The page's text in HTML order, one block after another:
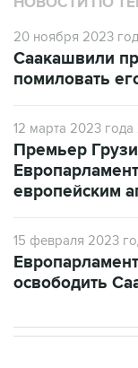
20 ноября 2023
Саакашвили
помиловать
12 марта 2023 года
Премьер
европейским
15 февраля 2023
освободить